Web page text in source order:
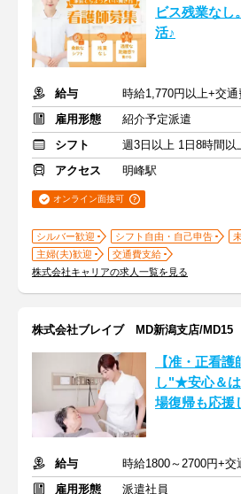
ビス残業なし
活♪
給与
時給1,770円以上+交
雇用形態
紹介予定派遣
シフト
週3日以上 1日8時間以
アクセス
明峰駅
オンライン面接可
シルバー歓迎 シフト自由・自己申告
主婦(夫)歓迎
交通費支給
株式会社キャリアの求人一覧を見る
株式会社ブレイブ MD新潟支店/MD15
【准・正看
し"★安心＆
場復帰も応援
給与
時給1800～2700円+交
雇用形態
派遣社員